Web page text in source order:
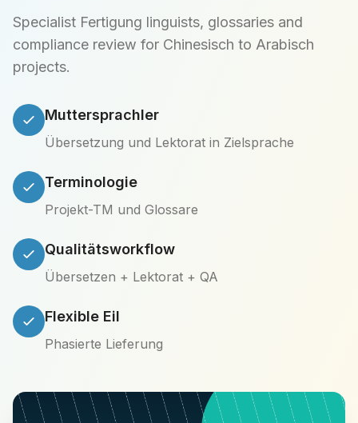
Specialist Fertigung linguists, glossaries and
compliance review for Chinesisch to Arabisch
projects.
Muttersprachler
Übersetzung und Lektorat in Zielsprache
Terminologie
Projekt-TM und Glossare
Qualitätsworkflow
Übersetzen + Lektorat + QA
Flexible Eil
Phasierte Lieferung